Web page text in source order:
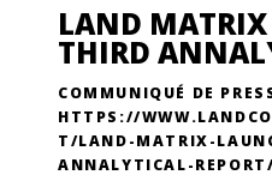
LAND MATRIX
THIRD
COMMUNIQUÉ DE
HTTPS://
T/LAND-MATRIX-
ANNALYTICAL-